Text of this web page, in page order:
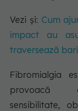
Vezi și: Cum
impact au
traversează
Fibromialgia
provoacă
sensibilitate,